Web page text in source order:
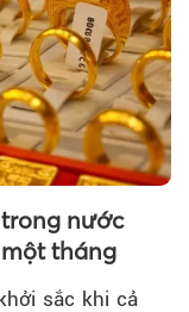
nước
tháng
sắc khi cả